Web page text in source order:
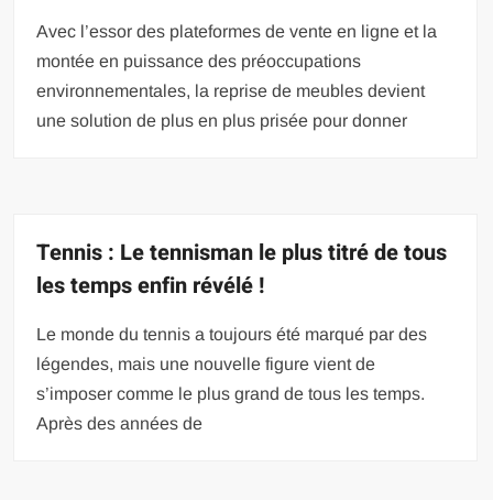
Avec l’essor des plateformes de vente en ligne et la
montée en puissance des préoccupations
environnementales, la reprise de meubles devient
une solution de plus en plus prisée pour donner
Tennis : Le tennisman le plus titré de tous
les temps enfin révélé !
Le monde du tennis a toujours été marqué par des
légendes, mais une nouvelle figure vient de
s’imposer comme le plus grand de tous les temps.
Après des années de